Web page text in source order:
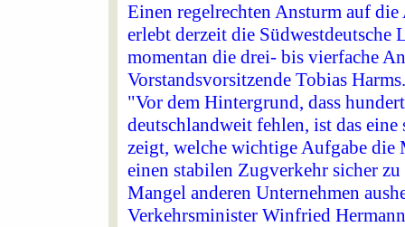
Einen regelrechten Ansturm auf
erlebt derzeit die
momentan die drei- bis vierfache
Vorstandsvorsitzende Tobias
"Vor dem Hintergrund, dass
deutschlandweit fehlen, ist das
zeigt, welche wichtige Aufgabe die
einen stabilen Zugverkehr sicher
Mangel anderen Unternehmen
Verkehrsminister Winfried